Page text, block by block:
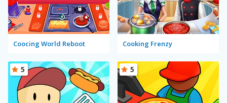
Coocing World Reboot Cooking Frenzy
5 5